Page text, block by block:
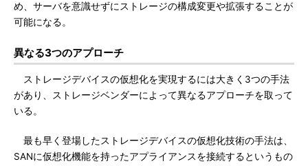
め、サーバを意識せずにストレージの構成変更や拡張することが
可能になる。
異なる3つのアプローチ
ストレージデバイスの仮想化を実現するには大きく3つの手法
があり、ストレージベンダーによって異なるアプローチを取って
いる。
最も早く登場したストレージデバイスの仮想化技術の手法は、
SANに仮想化機能を持ったアプライアンスを接続するというもの